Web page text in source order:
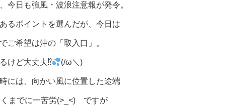
今日も強風・波浪注意報が発令。
るポイントを選んだが、今日は
ご希望は沖の「取入口」。
けど大丈夫⁉ (/ω＼)
には、向かい風に位置した途端
までに一苦労(>_<) ですが